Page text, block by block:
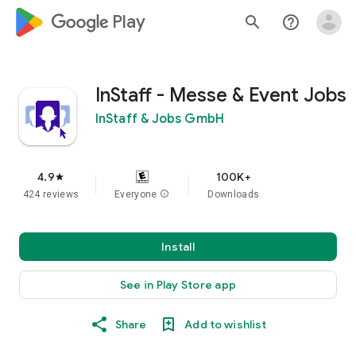
google_logo Play search help_outline
InStaff - Messe & Event Jobs
InStaff & Jobs GmbH
4.9star
424 reviews Everyone info
100K+
Downloads
Install
See in Play Store app
Share Add to wishlist